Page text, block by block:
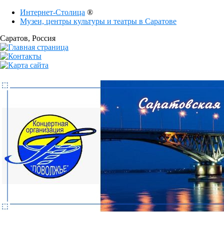
Интернет-Столица ®
Музеи, центры культуры и театры в Саратове
Саратов, Россия